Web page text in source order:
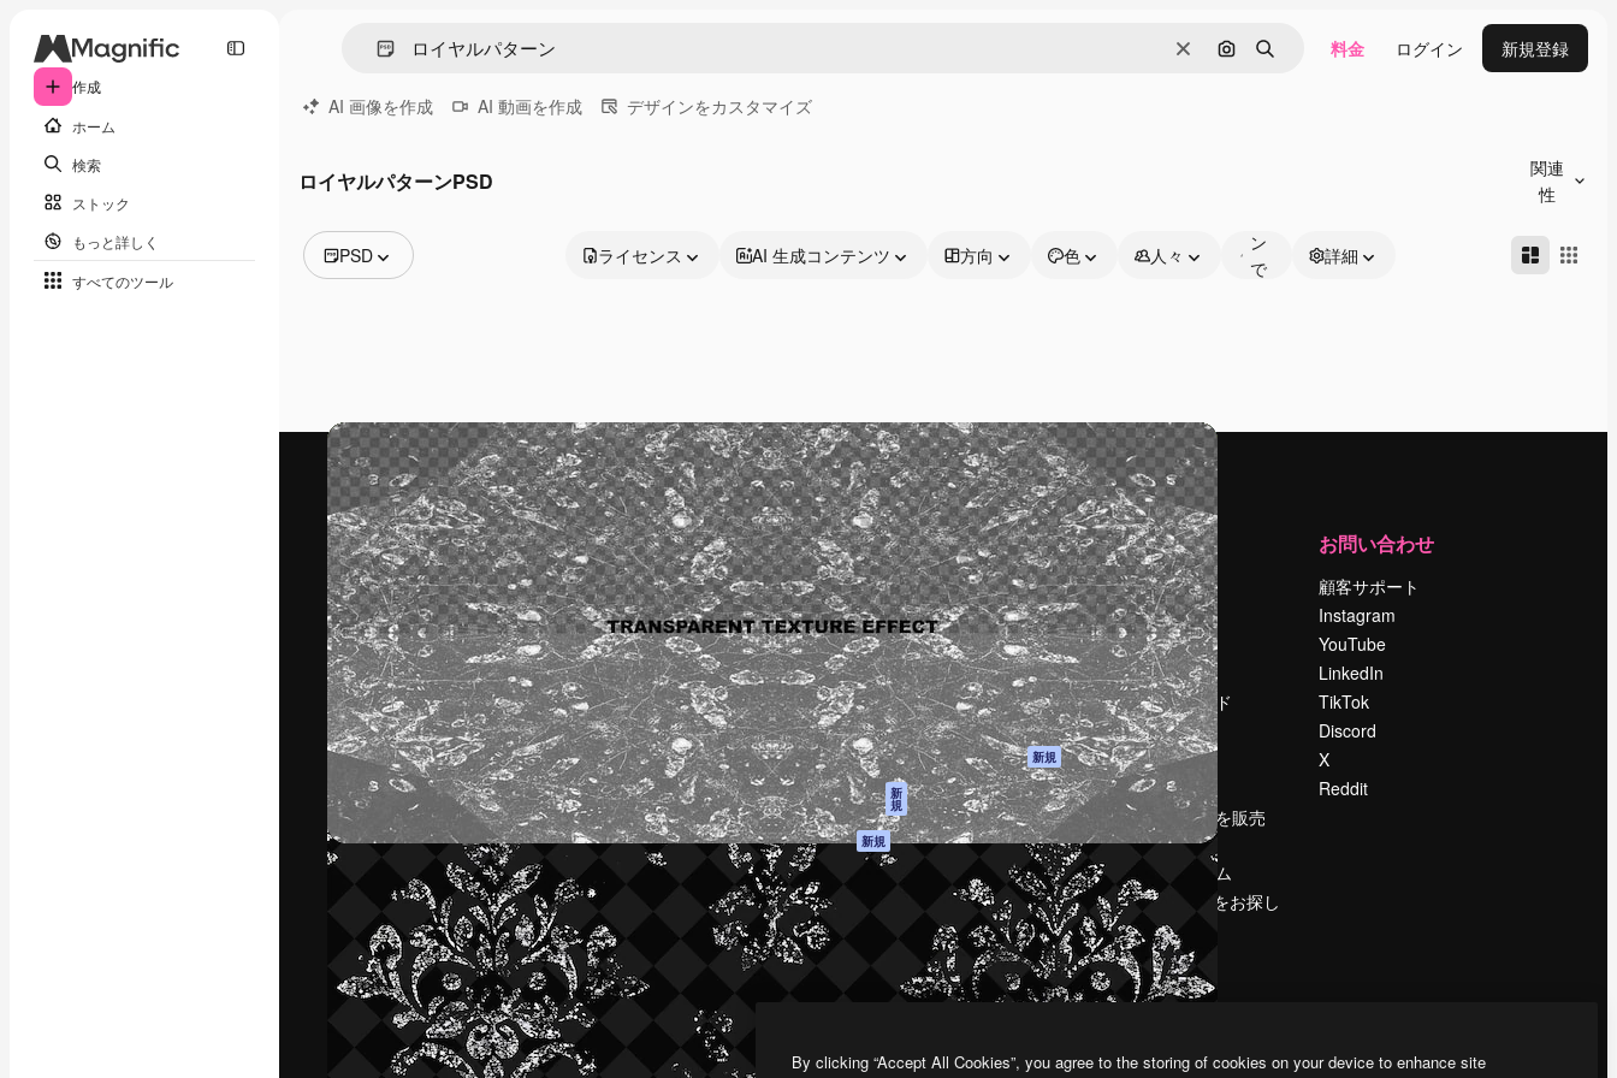
作成
ホーム
検索
ストック
もっと詳しく
すべてのツール
消去 画像で検索
検索 料金 ログイン 新規登録
AI 画像を作成 AI 動画を作成 デザインをカスタマイズ
ロイヤルパターンPSD
関連
性
PSD
動画
映像素材
モーショングラフィックス
動画テンプレート
アイコン
3D モデル
フォント
ライセンス AI 生成コンテンツ 方向 色 人々
ン
で
詳細
最高のクリエイティブ制作を導くためのプラ
ットフォーム。クリエイター、企業、代理
店、スタジオを含む100万人以上が利用して
います。
日本語
製品
Spaces
AI アシスタント
AI 画像生成ツール
AI 動画生成ツール
AI 音声合成ツール
ストックコンテン
ツ
Claude/ChatGPT
向けMCP
新
規
エージェント 新規
API
モバイルアプリ
すべてのMagnificツ
ール
はじめに
Academy
ドキュメント
サポート
利用規約
プライバシーポリ
シー
オリジナル 新規
クッキーポリシー
トラストセンター
アフィリエイト
法人向け
運営
料金
会社概要
Reviews
採用情報
検索トレンド
ブログ
イベント
Slidesgo
コンテンツを販売
する
プレスルーム
magnific.aiをお探し
ですか？
お問い合わせ
顧客サポート
Instagram
YouTube
LinkedIn
TikTok
Discord
X
Reddit
Copyright © 2010-2026Freepik Company S.L.U.
By clicking “Accept All Cookies”, you agree to the storing of cookies on your device to enhance site